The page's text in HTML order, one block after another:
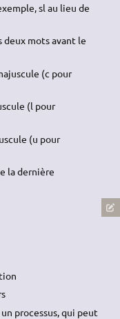
sl au lieu de
mots avant le
(c pour
(l pour
(u pour
la dernière
processus, qui peut